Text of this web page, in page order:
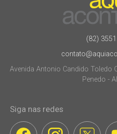
(82)
Avenida Antonio Candido Toledo
Penedo -
Siga nas redes